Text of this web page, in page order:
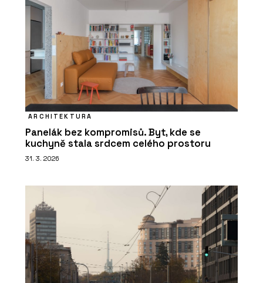
ARCHITEKTURA
Panelák bez kompromisů. Byt, kde se
kuchyně stala srdcem celého prostoru
31. 3. 2026